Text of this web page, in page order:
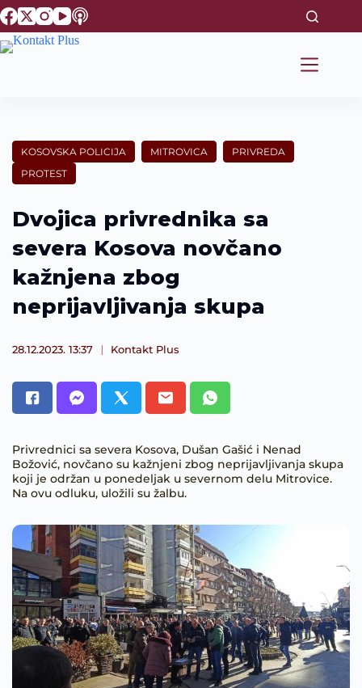
S
k
i
n
KOSOVSKA POLICIJA MITROVICA
PRIVREDA
PROTEST
Dvojica privrednika sa
severa Kosova novčano
kažnjena zbog
neprijavljivanja skupa
28.12.2023. 13:37 Kontakt Plus
Privrednici sa severa Kosova, Dušan Gašić i Nenad
Božović, novčano su kažnjeni zbog neprijavljivanja skupa
koji je održan u ponedeljak u severnom delu Mitrovice.
Na ovu odluku, uložili su žalbu.